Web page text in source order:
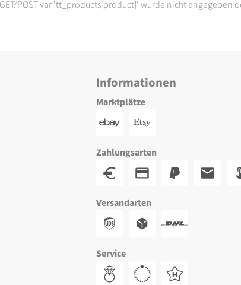
POST var 'tt_products[product]' wurde nicht
Informationen
Marktplätze
Zahlungsarten
Versandarten
Service